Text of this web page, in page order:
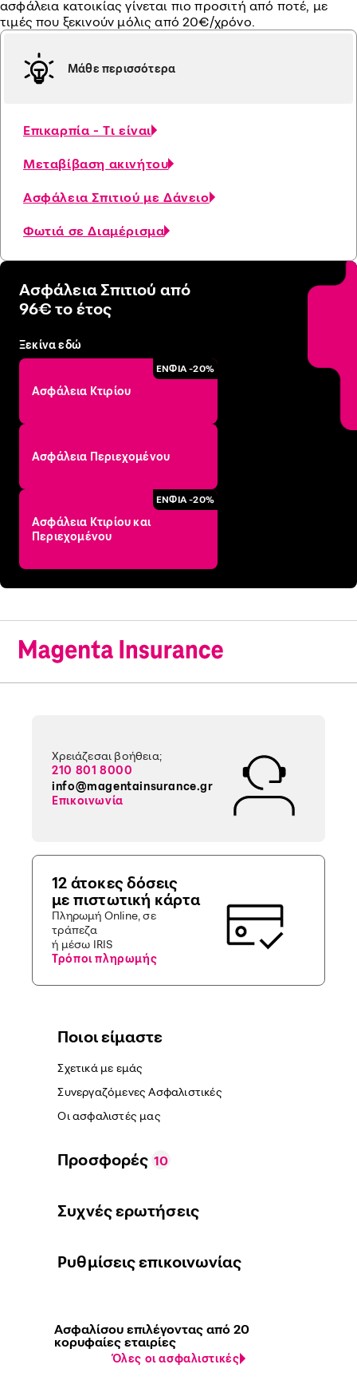
ασφάλεια κατοικίας γίνεται πιο προσιτή από ποτέ, με
τιμές που ξεκινούν μόλις από 20€/χρόνο.
Μάθε περισσότερα
Επικαρπία - Τι είναι
Μεταβίβαση ακινήτου
Ασφάλεια Σπιτιού με Δάνειο
Φωτιά σε Διαμέρισμα
Ασφάλεια Σπιτιού από
96€ το έτος
Ξεκίνα εδώ
ΕΝΦΙΑ -20%
Ασφάλεια Κτιρίου
Ασφάλεια Περιεχομένου
ΕΝΦΙΑ -20%
Ασφάλεια Κτιρίου και
Περιεχομένου
Ποιοι είμαστε
Σχετικά με εμάς
Συνεργαζόμενες Ασφαλιστικές
Οι ασφαλιστές μας
Προσφορές 10
Συχνές ερωτήσεις
Ρυθμίσεις επικοινωνίας
Ασφαλίσου επιλέγοντας από 20
κορυφαίες εταιρίες
Όλες οι ασφαλιστικές
Χρειάζεσαι βοήθεια;
210 801 8000
info@magentainsurance.gr
Επικοινωνία
12 άτοκες δόσεις
με πιστωτική κάρτα
Πληρωμή Online, σε
τράπεζα
ή μέσω IRIS
Τρόποι πληρωμής